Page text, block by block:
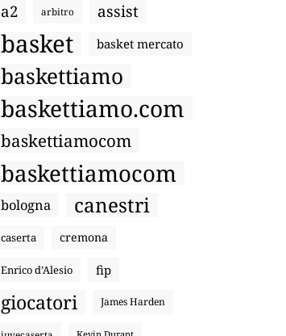
a2 arbitro assist
basket basket mercato
baskettiamo
baskettiamo.com
baskettiamocom
baskettiamocom
bologna canestri
caserta cremona
Enrico d’Alesio fip
giocatori James Harden